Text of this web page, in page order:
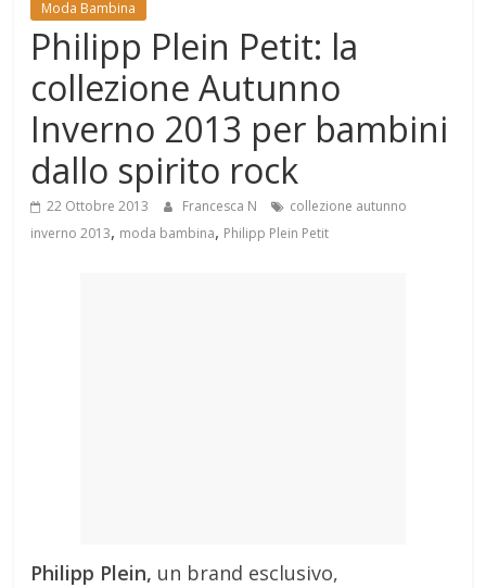
Mondo
Moda Bambina
Philipp Plein Petit: la
collezione Autunno
Inverno 2013 per bambini
dallo spirito rock
22 Ottobre 2013 Francesca N
collezione autunno
inverno 2013, moda bambina, Philipp Plein Petit
Philipp Plein, un brand esclusivo,